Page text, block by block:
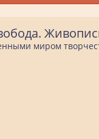
миром